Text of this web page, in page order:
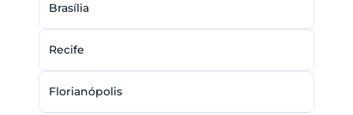
Brasília
Recife
Florianópolis